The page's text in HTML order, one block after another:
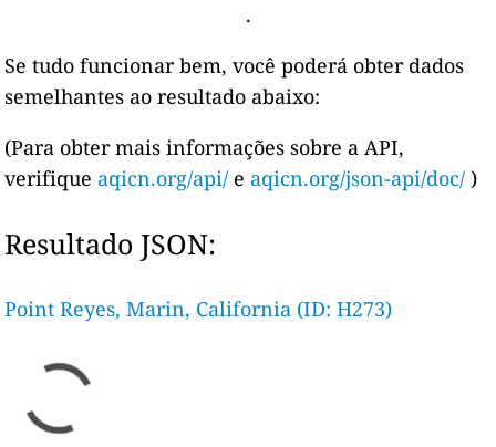
.
Se tudo funcionar bem, você poderá obter dados
semelhantes ao resultado abaixo:
(Para obter mais informações sobre a API,
verifique aqicn.org/api/ e aqicn.org/json-api/doc/ )
Resultado JSON:
Point Reyes, Marin, California (ID: H273)